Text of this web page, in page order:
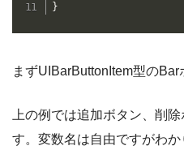
}
まずUIBarButtonItem型のBar
上の例では追加ボタン、削
す。変数名は自由ですがわか